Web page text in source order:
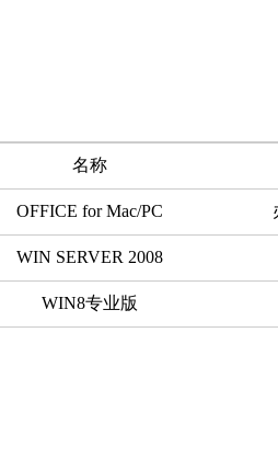
名称
OFFICE for Mac/PC
WIN SERVER 2008
WIN8专业版